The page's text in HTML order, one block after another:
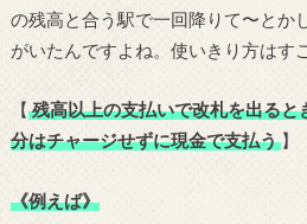
の残高と合う駅で一回降りて〜とか
がいたんですよね。使いきり方はす
【 残高以上の支払いで改札を出る
分はチャージせずに現金で支払う】
《例えば》